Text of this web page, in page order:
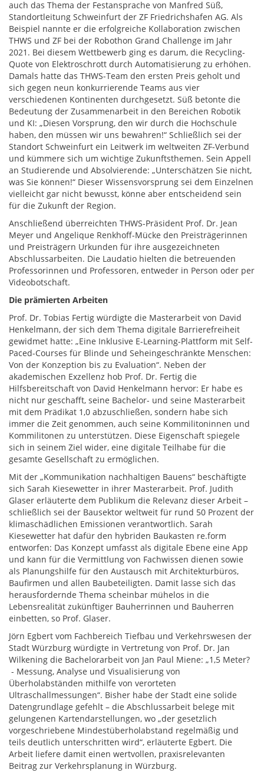
auch das Thema der Festansprache von Manfred Süß,
Standortleitung Schweinfurt der ZF Friedrichshafen AG. Als
Beispiel nannte er die erfolgreiche Kollaboration zwischen
THWS und ZF bei der Robothon Grand Challenge im Jahr
2021. Bei diesem Wettbewerb ging es darum, die Recycling-
Quote von Elektroschrott durch Automatisierung zu erhöhen.
Damals hatte das THWS-Team den ersten Preis geholt und
sich gegen neun konkurrierende Teams aus vier
verschiedenen Kontinenten durchgesetzt. Süß betonte die
Bedeutung der Zusammenarbeit in den Bereichen Robotik
und KI: „Diesen Vorsprung, den wir durch die Hochschule
haben, den müssen wir uns bewahren!“ Schließlich sei der
Standort Schweinfurt ein Leitwerk im weltweiten ZF-Verbund
und kümmere sich um wichtige Zukunftsthemen. Sein Appell
an Studierende und Absolvierende: „Unterschätzen Sie nicht,
was Sie können!“ Dieser Wissensvorsprung sei dem Einzelnen
vielleicht gar nicht bewusst, könne aber entscheidend sein
für die Zukunft der Region.
Anschließend überreichten THWS-Präsident Prof. Dr. Jean
Meyer und Angelique Renkhoff-Mücke den Preisträgerinnen
und Preisträgern Urkunden für ihre ausgezeichneten
Abschlussarbeiten. Die Laudatio hielten die betreuenden
Professorinnen und Professoren, entweder in Person oder per
Videobotschaft.
Die prämierten Arbeiten
Prof. Dr. Tobias Fertig würdigte die Masterarbeit von David
Henkelmann, der sich dem Thema digitale Barrierefreiheit
gewidmet hatte: „Eine Inklusive E-Learning-Plattform mit Self-
Paced-Courses für Blinde und Seheingeschränkte Menschen:
Von der Konzeption bis zu Evaluation“. Neben der
akademischen Exzellenz hob Prof. Dr. Fertig die
Hilfsbereitschaft von David Henkelmann hervor: Er habe es
nicht nur geschafft, seine Bachelor- und seine Masterarbeit
mit dem Prädikat 1,0 abzuschließen, sondern habe sich
immer die Zeit genommen, auch seine Kommilitoninnen und
Kommilitonen zu unterstützen. Diese Eigenschaft spiegele
sich in seinem Ziel wider, eine digitale Teilhabe für die
gesamte Gesellschaft zu ermöglichen.
Mit der „Kommunikation nachhaltigen Bauens“ beschäftigte
sich Sarah Kiesewetter in ihrer Masterarbeit. Prof. Judith
Glaser erläuterte dem Publikum die Relevanz dieser Arbeit –
schließlich sei der Bausektor weltweit für rund 50 Prozent der
klimaschädlichen Emissionen verantwortlich. Sarah
Kiesewetter hat dafür den hybriden Baukasten re.form
entworfen: Das Konzept umfasst als digitale Ebene eine App
und kann für die Vermittlung von Fachwissen dienen sowie
als Planungshilfe für den Austausch mit Architekturbüros,
Baufirmen und allen Baubeteiligten. Damit lasse sich das
herausfordernde Thema scheinbar mühelos in die
Lebensrealität zukünftiger Bauherrinnen und Bauherren
einbetten, so Prof. Glaser.
Jörn Egbert vom Fachbereich Tiefbau und Verkehrswesen der
Stadt Würzburg würdigte in Vertretung von Prof. Dr. Jan
Wilkening die Bachelorarbeit von Jan Paul Miene: „1,5 Meter?
- Messung, Analyse und Visualisierung von
Überholabständen mithilfe von verorteten
Ultraschallmessungen“. Bisher habe der Stadt eine solide
Datengrundlage gefehlt – die Abschlussarbeit belege mit
gelungenen Kartendarstellungen, wo „der gesetzlich
vorgeschriebene Mindestüberholabstand regelmäßig und
teils deutlich unterschritten wird“, erläuterte Egbert. Die
Arbeit liefere damit einen wertvollen, praxisrelevanten
Beitrag zur Verkehrsplanung in Würzburg.